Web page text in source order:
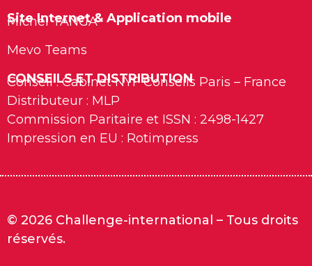
Site Internet & Application mobile
Michel TANGA
Mevo Teams
CONSEILS ET DISTRIBUTION
Conseil : Cabinet NYF Conseils Paris – France
Distributeur : MLP
Commission Paritaire et ISSN : 2498-1427
Impression en EU : Rotimpress
© 2026 Challenge-international – Tous droits
réservés.